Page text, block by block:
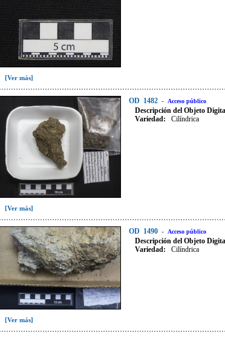
[Ver más]
OD 1482 - Acceso público
Descripción del Objeto
Variedad: Cilíndrica
[Ver más]
OD 1490 - Acceso público
Descripción del Objeto
Variedad: Cilíndrica
[Ver más]